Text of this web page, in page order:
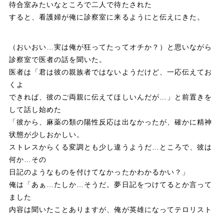
待合室みたいなところで二人で待たされた
すると、看護婦が俺に診察室に来るようにと伝えにきた。
（おいおい…実は俺が狂ってたってオチか？）と思いながら
診察室で医者の話を聞いた。
医者は「君は彼の親族者ではないようだけど、一応伝えてお
くよ
できれば、彼のご両親に伝えてほしいんだが…」と前置きを
して話し始めた
「彼から、麻薬の類の陽性反応は出なかったが、確かに精神
状態が少しおかしい。
ストレスからくる変調とも少し違うようだ…ところで、彼は
何か…その
日記のようなものを付けてなかったかわかるかい？」
俺は「あぁ…たしか…そうだ。夢日記をつけてるとか言って
ました
内容は聞いたことありますが、俺が英雄になってテロリスト